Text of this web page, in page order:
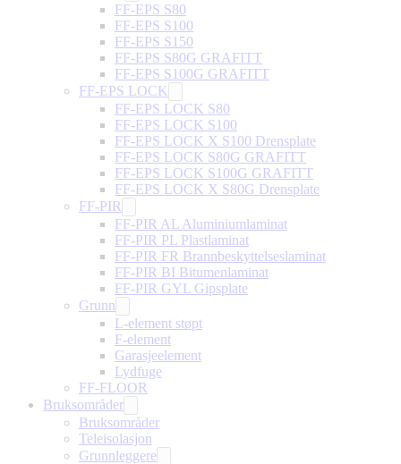
FF-EPS S80
FF-EPS S100
FF-EPS S150
FF-EPS S80G GRAFITT
FF-EPS S100G GRAFITT
FF-EPS LOCK
FF-EPS LOCK S80
FF-EPS LOCK S100
FF-EPS LOCK X S100 Drensplate
FF-EPS LOCK S80G GRAFITT
FF-EPS LOCK S100G GRAFITT
FF-EPS LOCK X S80G Drensplate
FF-PIR
FF-PIR AL Aluminiumlaminat
FF-PIR PL Plastlaminat
FF-PIR FR Brannbeskyttelseslaminat
FF-PIR BI Bitumenlaminat
FF-PIR GYL Gipsplate
Grunn
L-element støpt
F-element
Garasjeelement
Lydfuge
FF-FLOOR
Bruksområder
Bruksområder
Teleisolasjon
Grunnleggere